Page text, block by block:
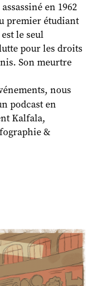
en 1962
premier étudiant
le seul
pour les droits
Son meurtre
nous
podcast en
Kalfala,
&